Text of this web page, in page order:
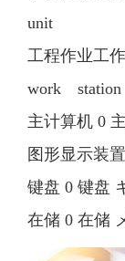
unit
工程作业工
work station
主计算机 0
图形显示装
键盘 0 键盘
在储 0 在储